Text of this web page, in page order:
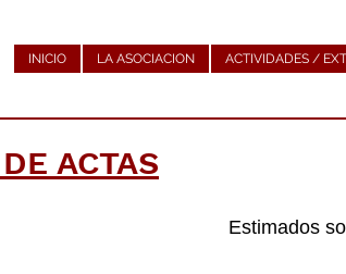
INICIO LA ASOCIACION ACTIVIDADES /
ACTAS
Estimados